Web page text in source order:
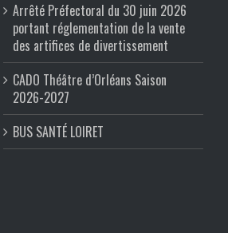
Arrêté Préfectoral du 30 juin 2026
portant réglementation de la vente
des artifices de divertissement
CADO Théâtre d’Orléans Saison
2026-2027
BUS SANTÉ LOIRET